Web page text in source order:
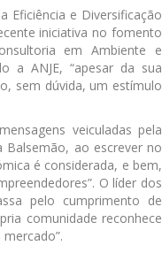
Eficiência e Diversificação
iniciativa no fomento
em Ambiente e
a ANJE, “apesar da sua
sem dúvida, um estímulo
veiculadas pela
Balsemão, ao escrever no
é considerada, e bem,
O líder dos
pelo cumprimento de
comunidade reconhece